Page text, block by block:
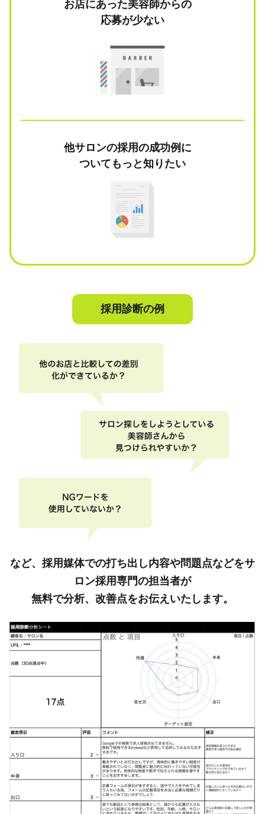
お店にあった美容師からの
応募が少ない
他サロンの採用の成功例に
ついてもっと知りたい
採用診断の例
など、採用媒体での打ち出し内容や問題点などをサ
ロン採用専門の担当者が
無料で分析、改善点をお伝えいたします。